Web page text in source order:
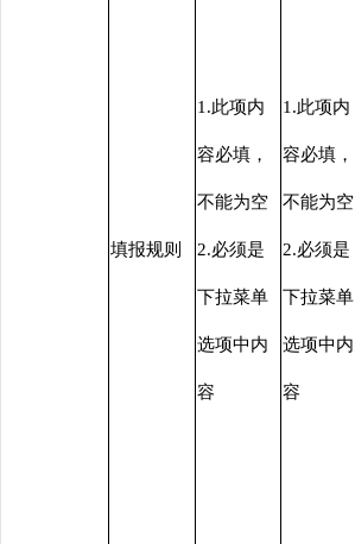
填报规则
1.此项内
容必填，
不能为空
2.必须是
下拉菜单
选项中内
容
1.此项内
容必填，
不能为空
2.必须是
下拉菜单
选项中内
容